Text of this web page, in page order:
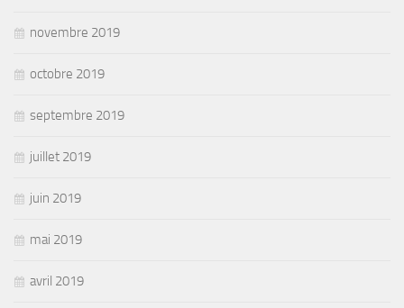
novembre 2019
octobre 2019
septembre 2019
juillet 2019
juin 2019
mai 2019
avril 2019